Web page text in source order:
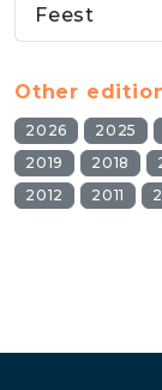
Feest
Other
2026 2025
2019
2018
2012
2011